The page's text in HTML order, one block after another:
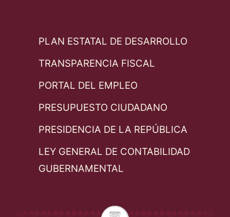
PLAN ESTATAL DE DESARROLLO
TRANSPARENCIA FISCAL
PORTAL DEL EMPLEO
PRESUPUESTO CIUDADANO
PRESIDENCIA DE LA REPÚBLICA
LEY GENERAL DE CONTABILIDAD
GUBERNAMENTAL